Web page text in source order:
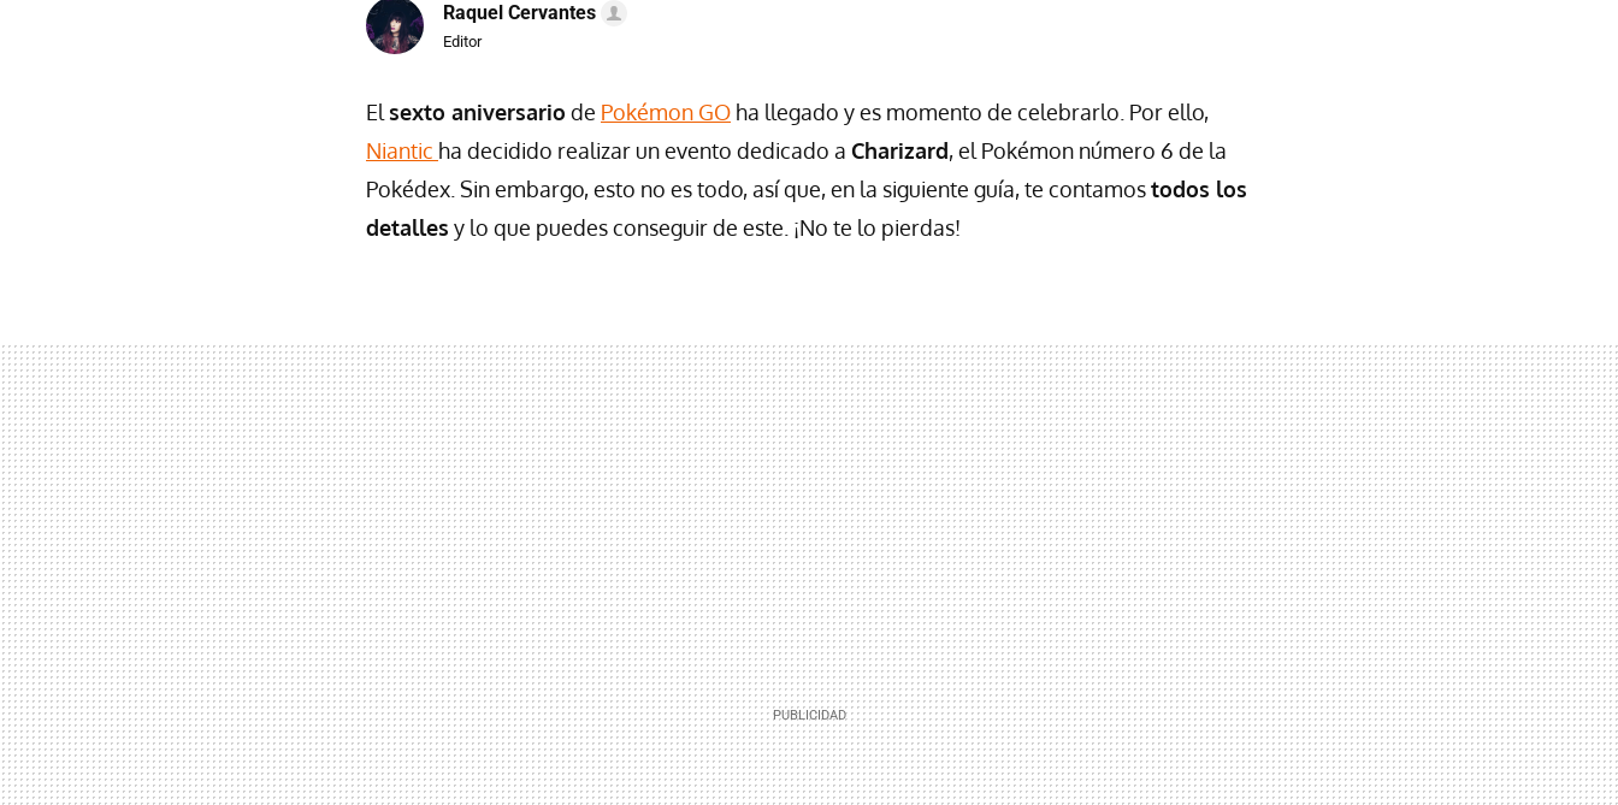
Raquel Cervantes
Editor
El sexto aniversario de Pokémon GO ha llegado y es momento de celebrarlo. Por ello,
Niantic ha decidido realizar un evento dedicado a Charizard, el Pokémon número 6 de la
Pokédex. Sin embargo, esto no es todo, así que, en la siguiente guía, te contamostodos los
detalles y lo que puedes conseguir de este. ¡No te lo pierdas!